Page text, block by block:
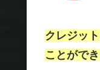
クレジッ
ことがで